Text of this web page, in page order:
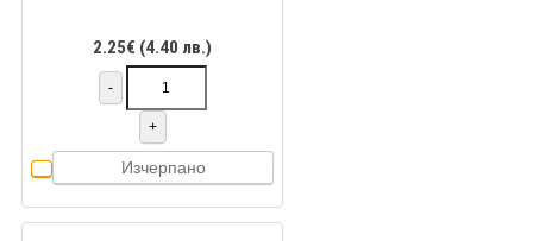
2.25€ (4.40 лв.)
-
+
Изчерпано